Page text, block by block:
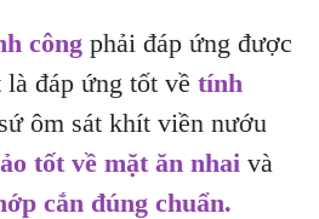
công phải đáp ứng được
đáp ứng tốt về tính
ôm sát khít viền nướu
tốt về mặt ăn nhai và
cắn đúng chuẩn.